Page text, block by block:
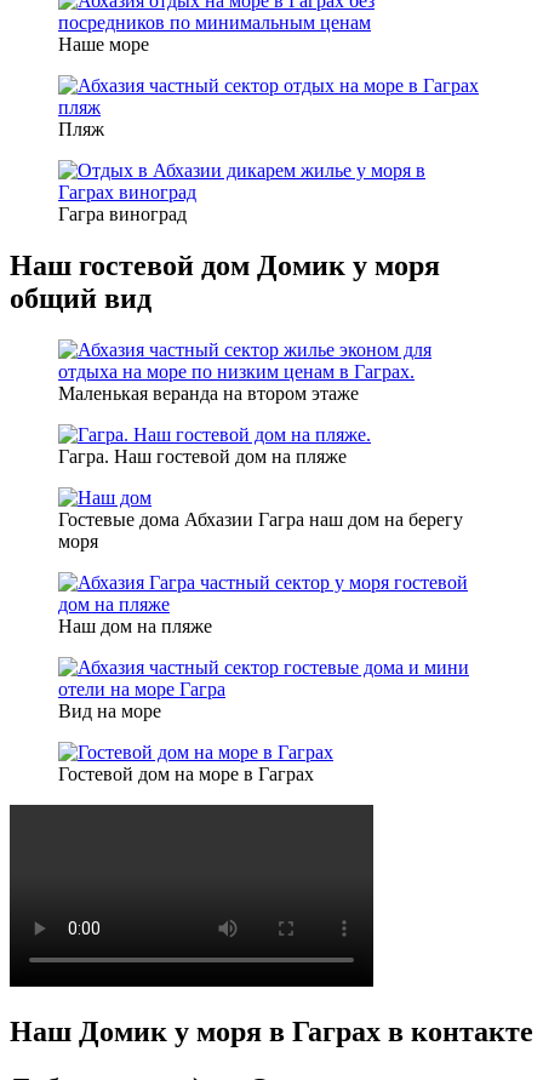
Наше море
Пляж
Гагра виноград
Наш гостевой дом Домик у моря
общий вид
Маленькая веранда на втором этаже
Гагра. Наш гостевой дом на пляже
Гостевые дома Абхазии Гагра наш дом на берегу
моря
Наш дом на пляже
Вид на море
Гостевой дом на море в Гаграх
Наш Домик у моря в Гаграх в контакте